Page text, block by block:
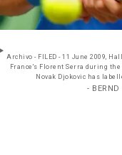
Archivo - FILED - 11 June 2009,
France's Florent Serra during
Novak Djokovic has
-